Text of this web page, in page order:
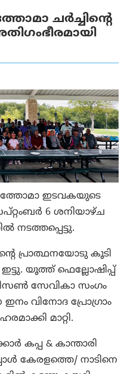
ചർച്ചിന്റെ
ഇടവകയുടെ
6 ശനിയാഴ്ച
നടത്തപ്പെട്ടു.
പ്രാത്ഥനയോടു കൂടി
യൂത്ത് ഫെല്ലോഷിപ്പ്
സേവികാ സംഗം
വിനോദ പ്രോഗ്രാം
മാറ്റി.
കപ്പ & കാന്താരി
കേരളത്തെ/ നാടിനെ